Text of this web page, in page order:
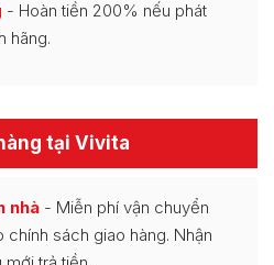
- Hoàn tiền 200% nếu phát
hãng.
tại Vivita
nhà - Miễn phí vận chuyển
sách giao hàng. Nhận